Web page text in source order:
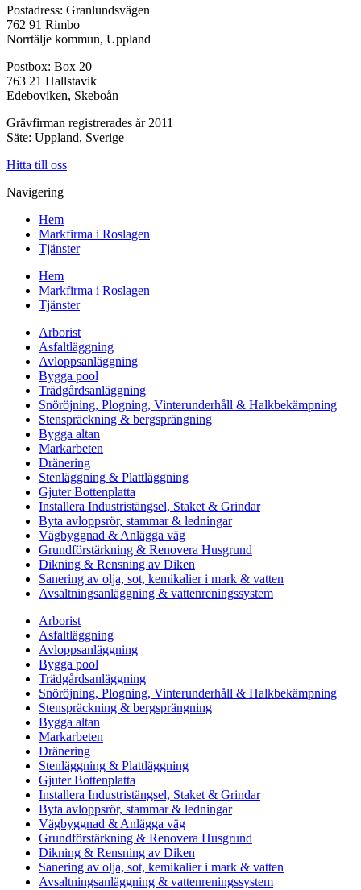
Postadress: Granlundsvägen
762 91 Rimbo
Norrtälje kommun, Uppland
Postbox: Box 20
763 21 Hallstavik
Edeboviken, Skeboån
Grävfirman registrerades år 2011
Säte: Uppland, Sverige
Hitta till oss
Navigering
Hem
Markfirma i Roslagen
Tjänster
Hem
Markfirma i Roslagen
Tjänster
Arborist
Asfaltläggning
Avloppsanläggning
Bygga pool
Trädgårdsanläggning
Snöröjning, Plogning, Vinterunderhåll & Halkbekämpning
Stenspräckning & bergsprängning
Bygga altan
Markarbeten
Dränering
Stenläggning & Plattläggning
Gjuter Bottenplatta
Installera Industristängsel, Staket & Grindar
Byta avloppsrör, stammar & ledningar
Vägbyggnad & Anlägga väg
Grundförstärkning & Renovera Husgrund
Dikning & Rensning av Diken
Sanering av olja, sot, kemikalier i mark & vatten
Avsaltningsanläggning & vattenreningssystem
Arborist
Asfaltläggning
Avloppsanläggning
Bygga pool
Trädgårdsanläggning
Snöröjning, Plogning, Vinterunderhåll & Halkbekämpning
Stenspräckning & bergsprängning
Bygga altan
Markarbeten
Dränering
Stenläggning & Plattläggning
Gjuter Bottenplatta
Installera Industristängsel, Staket & Grindar
Byta avloppsrör, stammar & ledningar
Vägbyggnad & Anlägga väg
Grundförstärkning & Renovera Husgrund
Dikning & Rensning av Diken
Sanering av olja, sot, kemikalier i mark & vatten
Avsaltningsanläggning & vattenreningssystem